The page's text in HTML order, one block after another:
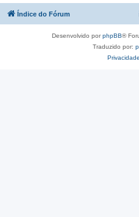
Índice do Fórum
Desenvolvido porphpBB®
Traduzido por:
Privacidade